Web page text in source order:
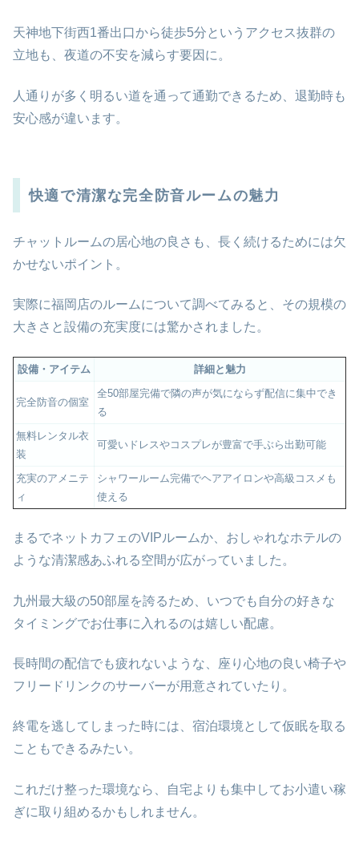
天神地下街西1番出口から徒歩5分というアクセス抜群の
立地も、夜道の不安を減らす要因に。
人通りが多く明るい道を通って通勤できるため、退勤時も
安心感が違います。
快適で清潔な完全防音ルームの魅力
チャットルームの居心地の良さも、長く続けるためには欠
かせないポイント。
実際に福岡店のルームについて調べてみると、その規模の
大きさと設備の充実度には驚かされました。
設備・アイテム 詳細と魅力
完全防音の個室
全50部屋完備で隣の声が気にならず配信に集中でき
る
無料レンタル衣
装
可愛いドレスやコスプレが豊富で手ぶら出勤可能
充実のアメニテ
ィ
シャワールーム完備でヘアアイロンや高級コスメも
使える
まるでネットカフェのVIPルームか、おしゃれなホテルの
ような清潔感あふれる空間が広がっていました。
九州最大級の50部屋を誇るため、いつでも自分の好きな
タイミングでお仕事に入れるのは嬉しい配慮。
長時間の配信でも疲れないような、座り心地の良い椅子や
フリードリンクのサーバーが用意されていたり。
終電を逃してしまった時には、宿泊環境として仮眠を取る
こともできるみたい。
これだけ整った環境なら、自宅よりも集中してお小遣い稼
ぎに取り組めるかもしれません。